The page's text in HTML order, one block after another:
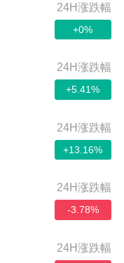
24H涨跌幅
+0%
24H涨跌幅
+5.41%
24H涨跌幅
+13.16%
24H涨跌幅
-3.78%
24H涨跌幅